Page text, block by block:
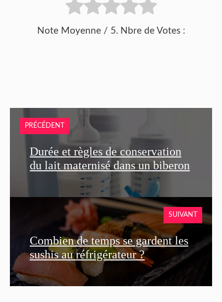
Note Moyenne / 5. Nbre de Votes :
PRÉCÉDENT
Durée et règles de conservation
du lait maternisé dans un biberon
SUIVANT
Combien de temps se gardent les
sushis au réfrigérateur ?